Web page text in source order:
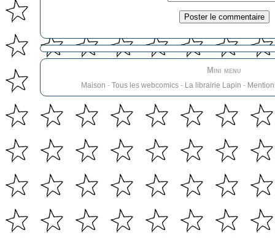
Mini menu
Maison - Tous les webcomics- La librairie Lapin -